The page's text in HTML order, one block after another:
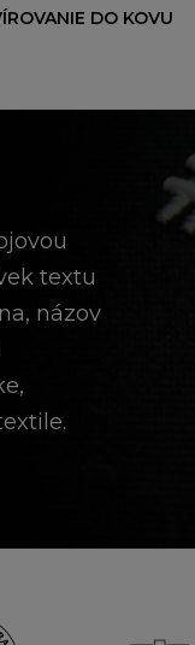
DO KOVU
textu
názov